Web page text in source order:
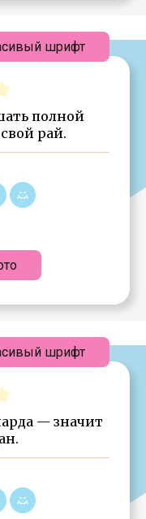
полной
рай.
шрифт
— значит
шрифт